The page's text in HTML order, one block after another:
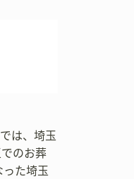
は、埼玉
のお葬
た埼玉